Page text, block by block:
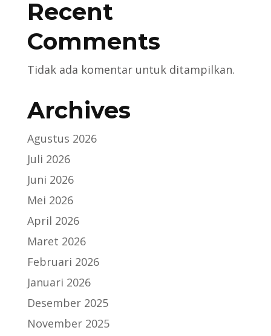
Recent
Comments
Tidak ada komentar untuk ditampilkan.
Archives
Agustus 2026
Juli 2026
Juni 2026
Mei 2026
April 2026
Maret 2026
Februari 2026
Januari 2026
Desember 2025
November 2025